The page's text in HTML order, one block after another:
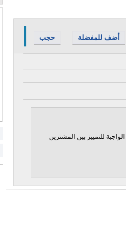
حجب أضف للمفضلة
للتمييز بين المشترين